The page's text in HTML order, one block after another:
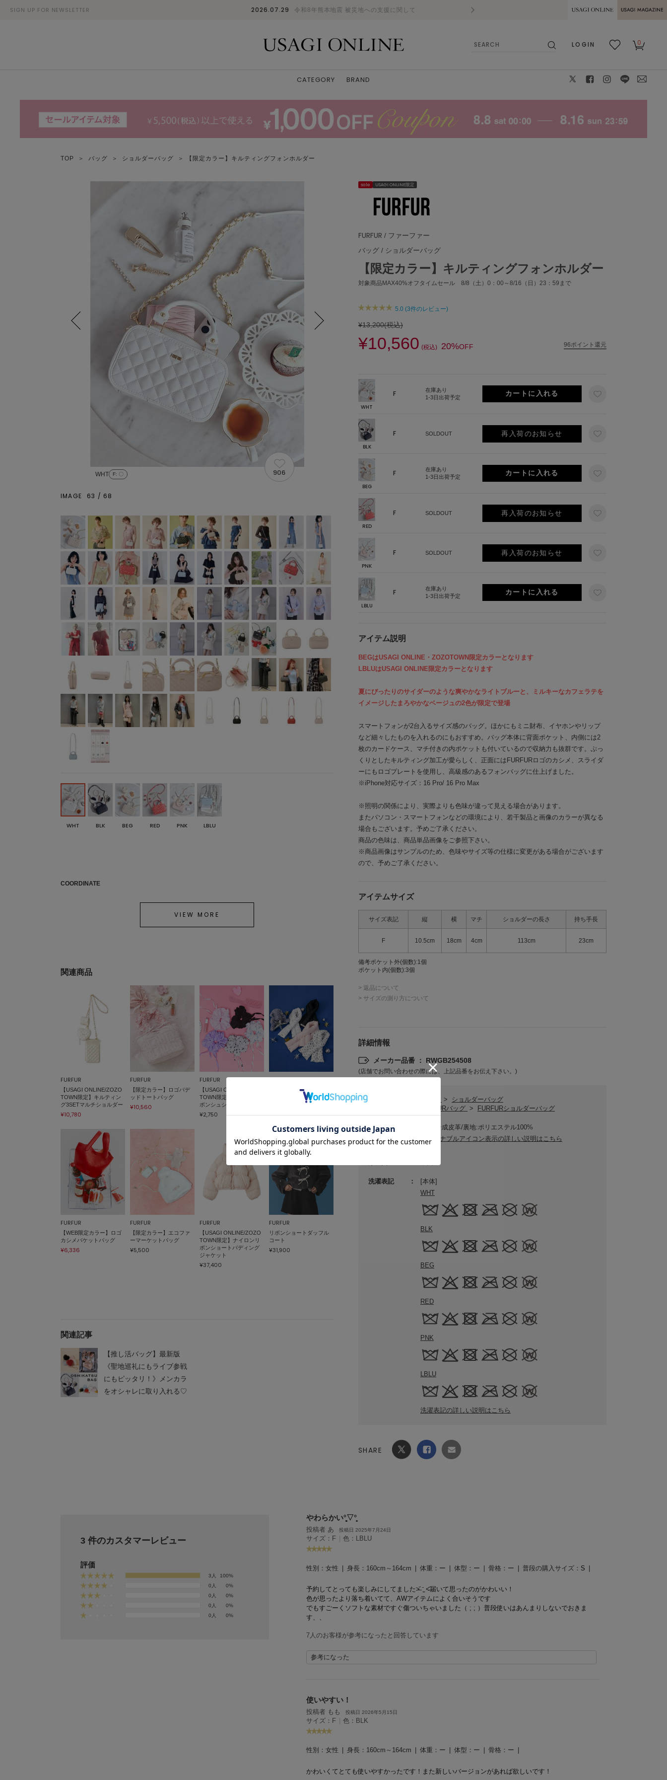
SIGN UP FOR NEWSLETTER 2026.07.29 令和8年熊本地震 被災地への支援に関して 熊本県熊本地方を震源とする地震の影響に
MAGAZINE
LOGIN
0
CATEGORY BRAND
TOP ＞ バッグ ＞ ショルダーバッグ ＞ 【限定カラー】キルティングフォンホルダー
sale USAGI ONLINE限定
FURFUR / ファーファー
バッグ / ショルダーバッグ
【限定カラー】キルティングフォンホルダー
対象商品MAX40%オフタイムセール 8/8（土）0：00～8/16（日）23：59まで
5.0 (3件のレビュー)
¥13,200(税込)
¥10,560 (税込) 20%OFF 96ポイント還元
WHT
F
在庫あり
1-3日出荷予定
BLK
F SOLDOUT 再入荷のお知らせ
BEG
F
在庫あり
1-3日出荷予定
RED
F SOLDOUT 再入荷のお知らせ
PNK
F SOLDOUT 再入荷のお知らせ
LBLU
F
在庫あり
1-3日出荷予定
アイテム説明
BEGはUSAGI ONLINE・ZOZOTOWN限定カラーとなります
LBLUはUSAGI ONLINE限定カラーとなります
夏にぴったりのサイダーのような爽やかなライトブルーと、ミルキーなカフェラテを
イメージしたまろやかなベージュの2色が限定で登場
スマートフォンが2台入るサイズ感のバッグ。ほかにもミニ財布、イヤホンやリップ
など細々したものを入れるのにもおすすめ。バッグ本体に背面ポケット、内側には2
枚のカードケース、マチ付きの内ポケットも付いているので収納力も抜群です。ぷっ
くりとしたキルティング加工が愛らしく、正面にはFURFURロゴのカシメ、スライダ
ーにもロゴプレートを使用し、高級感のあるフォンバッグに仕上げました。
※iPhone対応サイズ：16 Pro/ 16 Pro Max
※照明の関係により、実際よりも色味が違って見える場合があります。
またパソコン・スマートフォンなどの環境により、若干製品と画像のカラーが異なる
場合もございます。予めご了承ください。
商品の色味は、商品単品画像をご参照下さい。
※商品画像はサンプルのため、色味やサイズ等の仕様に変更がある場合がございます
ので、予めご了承ください。
アイテムサイズ
サイズ表記 縦 横 マチ ショルダーの長さ 持ち手長
F 10.5cm 18cm 4cm 113cm 23cm
備考ポケット外(個数):1個
ポケット内(個数):3個
> 返品について
> サイズの測り方について
詳細情報
メーカー品番 ： RWGB254508
(店舗でお問い合わせの際には、上記品番をお伝え下さい。)
>
ショルダーバッグ
FURFURバッグ > FURFURショルダーバッグ
素材
本体:合成皮革/裏地:ポリエステル100%
サステナブルアイコン表示の詳しい説明はこちら
洗濯表記
[本体]
WHT
BLK
BEG
RED
PNK
LBLU
洗濯表記の詳しい説明はこちら
SHARE
WHT F: 〇 906
IMAGE 63 / 68
WHT BLK BEG RED PNK LBLU
COORDINATE
VIEW MORE
関連商品
FURFUR
【USAGI ONLINE/ZOZO
TOWN限定】キルティン
グ3SETマルチショルダー
¥10,780
FURFUR
【限定カラー】ロゴパデ
ッドトートバッグ
¥10,560
FURFUR
【USAGI ONLINE/ZOZO
TOWN限定】ナイロンリ
ボンシュシュ
¥2,750
FURFUR
【限定カラー】パデッド
FURFUR
【WEB限定カラー】ロゴ
カシメバケットバッグ
¥6,336
FURFUR
【限定カラー】エコファ
ーマーケットバッグ
¥5,500
FURFUR
【USAGI ONLINE/ZOZO
TOWN限定】ナイロンリ
ボンショートパディング
ジャケット
¥37,400
FURFUR
リボンショートダッフル
コート
¥31,900
関連記事
【推し活バッグ】最新版
《聖地巡礼にもライブ参戦
にもピッタリ！》メンカラ
をオシャレに取り入れる♡
3 件のカスタマーレビュー
評価
3人
100%
0人
0%
0人
0%
0人
0%
0人
0%
やわらかい°̥̥̥̥̥̥̥̥▽°̥̥̥̥
投稿者 あ 投稿日 2025年7月24日
サイズ：F | 色：LBLU
性別： 女性 身長： 160cm～164cm 体重： ー 体型： ー 骨格： ー 普段の購入サイズ： S
予約してとっても楽しみにしてました˃̶᷄ ⁻̫ ˂̶᷄届いて思ったのがかわいい！
色が思ったより落ち着いてて、AWアイテムによく合いそうです
でもすごーくソフトな素材ですぐ傷ついちゃいました（ ; ; ）普段使いはあんまりしないでおきま
す、、
7人のお客様が参考になったと回答しています
参考になった
使いやすい！
投稿者 もも 投稿日 2026年5月15日
サイズ：F 色：BLK
性別： 女性 身長： 160cm～164cm 体重： ー 体型： ー 骨格： ー
かわいくてとても使いやすかったです！また新しいバージョンがあれば欲しいです！